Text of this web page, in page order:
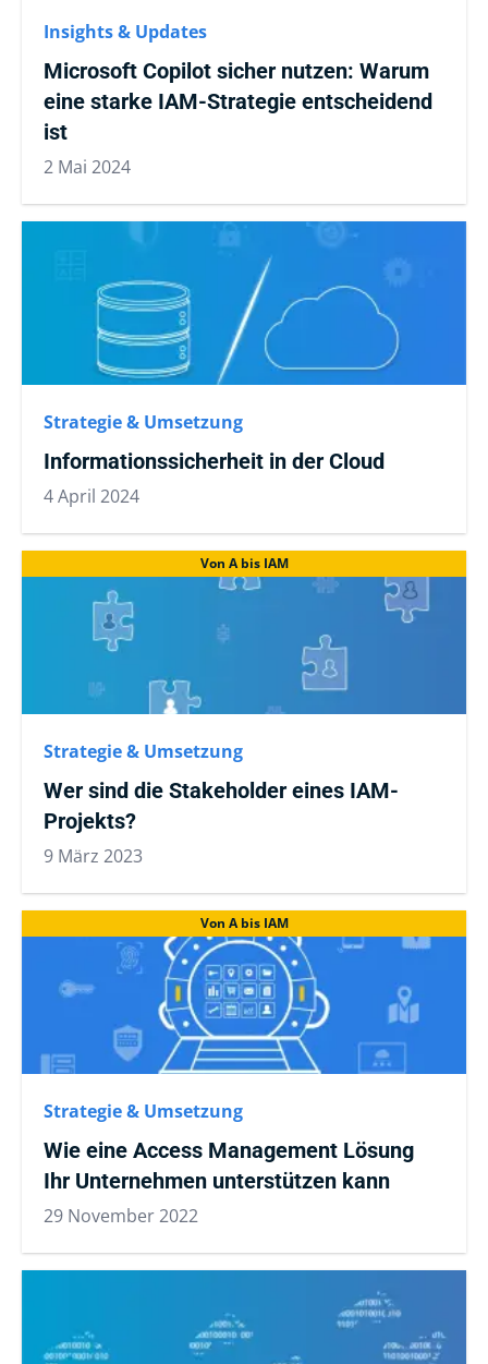
Insights & Updates
Microsoft Copilot sicher nutzen: Warum
eine starke IAM-Strategie entscheidend
ist
2 Mai 2024
Strategie & Umsetzung
Informationssicherheit in der Cloud
4 April 2024
Von A bis IAM
Strategie & Umsetzung
Wer sind die Stakeholder eines IAM-
Projekts?
9 März 2023
Von A bis IAM
Strategie & Umsetzung
Wie eine Access Management Lösung
Ihr Unternehmen unterstützen kann
29 November 2022